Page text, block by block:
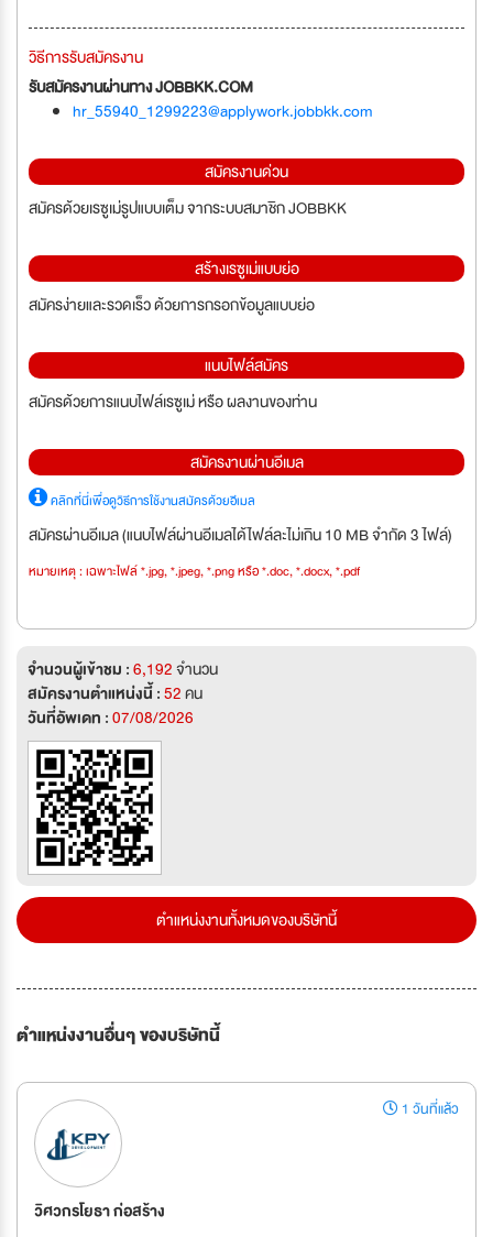
วิธีการรับสมัครงาน
รับสมัครงานผ่านทาง JOBBKK.COM
hr_55940_1299223@applywork.jobbkk.com
สมัครงานด่วน
สมัครด้วยเรซูเม่รูปแบบเต็ม จากระบบสมาชิก JOBBKK
สร้างเรซูเม่แบบย่อ
สมัครง่ายและรวดเร็ว ด้วยการกรอกข้อมูลแบบย่อ
แนบไฟล์สมัคร
สมัครด้วยการแนบไฟล์เรซูเม่ หรือ ผลงานของท่าน
สมัครงานผ่านอีเมล
คลิกที่นี่เพื่อดูวิธีการใช้งานสมัครด้วยอีเมล
สมัครผ่านอีเมล (แนบไฟล์ผ่านอีเมลได้ไฟล์ละไม่เกิน 10 MB จำกัด 3 ไฟล์)
หมายเหตุ : เฉพาะไฟล์ *.jpg, *.jpeg, *.png หรือ *.doc, *.docx, *.pdf
จำนวนผู้เข้าชม :6,192จำนวน
สมัครงานตำแหน่งนี้ :52คน
วันที่อัพเดท :07/08/2026
ตำแหน่งงานทั้งหมดของบริษัทนี้
ตำแหน่งงานอื่นๆ ของบริษัทนี้
1 วันที่แล้ว
วิศวกรโยธา ก่อสร้าง